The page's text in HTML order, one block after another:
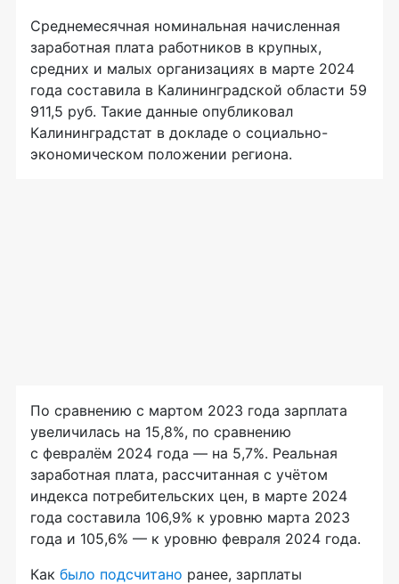
Среднемесячная номинальная начисленная
заработная плата работников в крупных,
средних и малых организациях в марте 2024
года составила в Калининградской области 59
911,5 руб. Такие данные опубликовал
Калининградстат в докладе о социально-
экономическом положении региона.
По сравнению с мартом 2023 года зарплата
увеличилась на 15,8%, по сравнению
с февралём 2024 года — на 5,7%. Реальная
заработная плата, рассчитанная с учётом
индекса потребительских цен, в марте 2024
года составила 106,9% к уровню марта 2023
года и 105,6% — к уровню февраля 2024 года.
Как было подсчитано ранее, зарплаты